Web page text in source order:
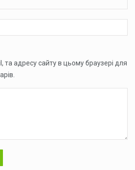
та адресу сайту в цьому браузері для